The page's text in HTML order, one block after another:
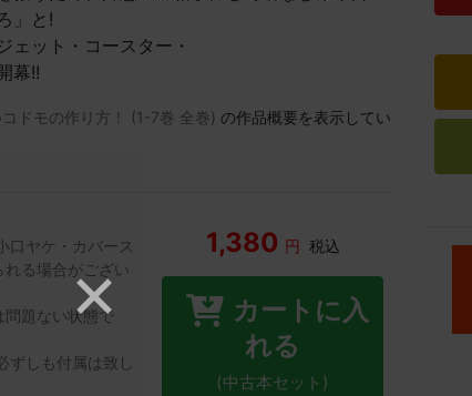
」と!
ェット・コースター・
幕!!
ドモの作り方！ (1-7巻 全巻) の作品概要を表示してい
口ヤケ・カバース
る場合がござい
問題ない状態で
ずしも付属は致し
1,380 円 税込
カートに入
れる
(中古本セット)